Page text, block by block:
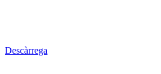
Descàrrega